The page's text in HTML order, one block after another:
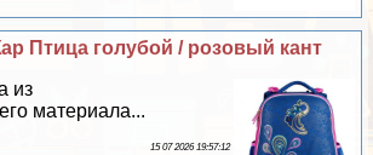
Птица гoлyбой / розовый кант
из
материала...
15 07 2026 19:57:12